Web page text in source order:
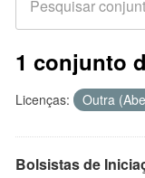
1 conjunto
Licenças: Outra
Bolsistas de